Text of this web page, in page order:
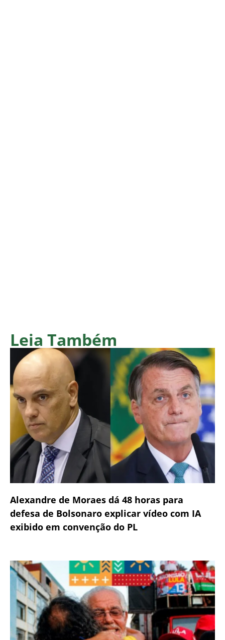
Leia Também
Alexandre de Moraes dá 48 horas para
defesa de Bolsonaro explicar vídeo com IA
exibido em convenção do PL